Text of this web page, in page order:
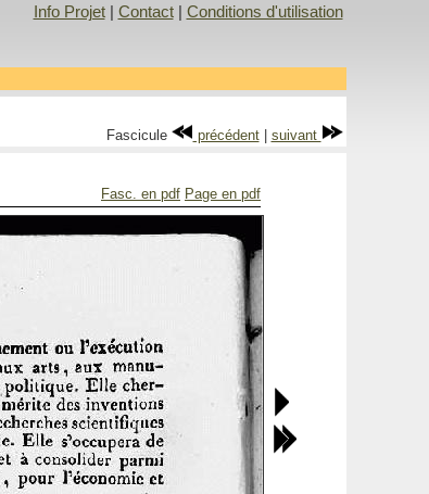
Info Projet| Contact| Conditions d'utilisation
Fascicule précédent| suivant
Fasc. en pdf Page en pdf